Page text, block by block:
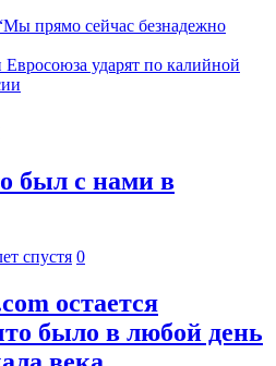
прямо сейчас безнадежно
ударят по калийной
был с нами в
спустя 0
остается
было в любой день